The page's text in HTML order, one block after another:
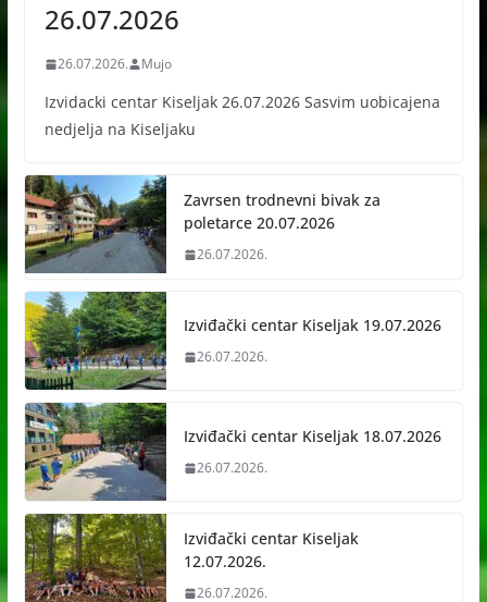
26.07.2026
26.07.2026. Mujo
Izvidacki centar Kiseljak 26.07.2026 Sasvim uobicajena
nedjelja na Kiseljaku
Zavrsen trodnevni bivak za
poletarce 20.07.2026
26.07.2026.
Izviđački centar Kiseljak 19.07.2026
26.07.2026.
Izviđački centar Kiseljak 18.07.2026
26.07.2026.
Izviđački centar Kiseljak
12.07.2026.
26.07.2026.